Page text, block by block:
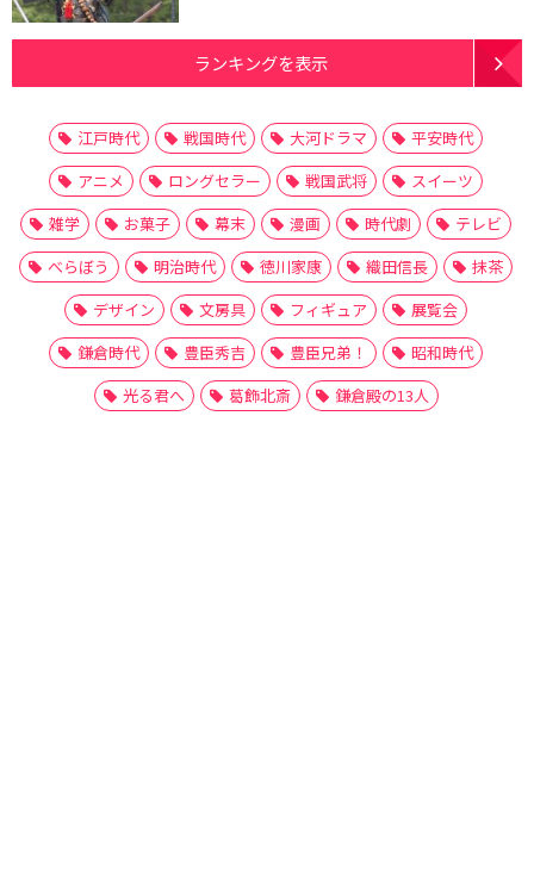
ランキングを表示
江戸時代 戦国時代 大河ドラマ
平安時代
アニメ
ロングセラー 戦国武将
スイーツ
雑学
お菓子 幕末 漫画 時代劇
テレビ
べらぼう
明治時代 徳川家康 織田信長
抹茶
デザイン
文房具 フィギュア
展覧会
鎌倉時代
豊臣秀吉 豊臣兄弟！
昭和時代
光る君へ
葛飾北斎 鎌倉殿の13人